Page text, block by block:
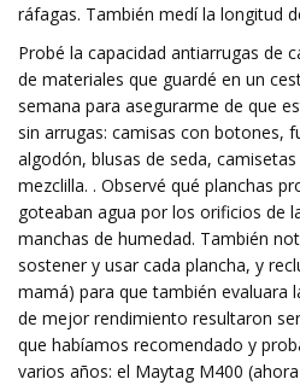
ráfagas. También medí la longitud
Probé la capacidad antiarrugas de
de materiales que guardé en un
semana para asegurarme de que
sin arrugas: camisas con botones,
algodón, blusas de seda,
mezclilla. . Observé qué planchas
goteaban agua por los orificios de
manchas de humedad. También
sostener y usar cada plancha, y
mamá) para que también evaluara
de mejor rendimiento resultaron
que habíamos recomendado y
varios años: el Maytag M400